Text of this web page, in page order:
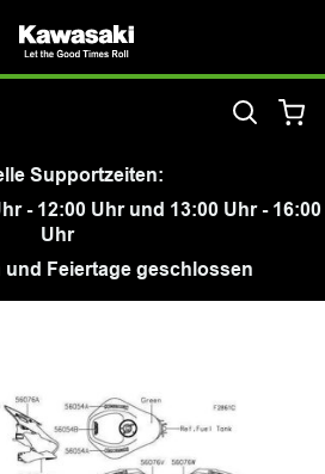
Supportzeiten:
- 12:00 Uhr und 13:00 Uhr - 16:00
Uhr
und Feiertage geschlossen